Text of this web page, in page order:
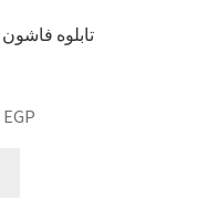
Fashion 2 single tableau / تابلوه فاشون
EGP